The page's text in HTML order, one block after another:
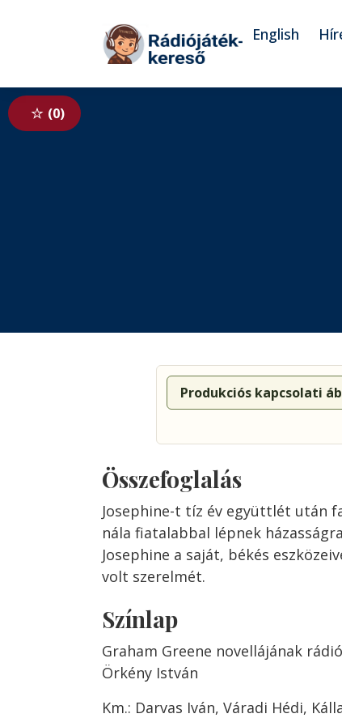
Tovább a tartalomhoz
English
0
Produkciós kapcsolati
Összefoglalás
Josephine-t tíz év együttlét után
nála fiatalabbal lépnek
Josephine a saját, békés
volt szerelmét.
Színlap
Graham Greene novellájának
Örkény István
Km.: Darvas Iván, Váradi Hédi,